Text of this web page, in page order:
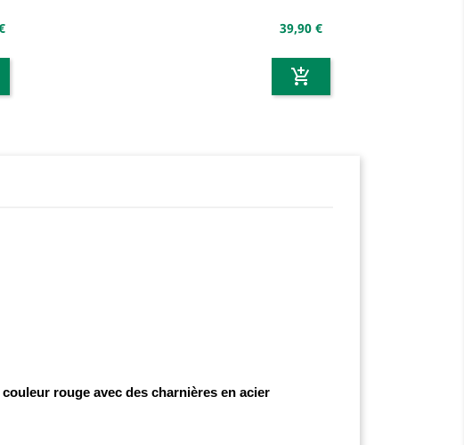
39,90 €
add_shopping_cart
rouge avec des charnières en acier